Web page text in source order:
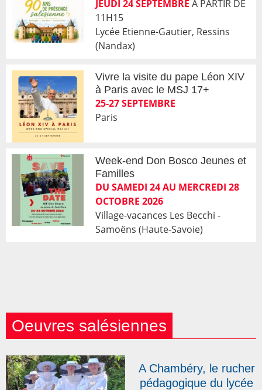
JEUDI 24 SEPTEMBRE A PARTIR DE
11H15
Lycée Etienne-Gautier, Ressins
(Nandax)
Vivre la visite du pape Léon XIV
à Paris avec le MSJ 17+
25-27 SEPTEMBRE
Paris
Week-end Don Bosco Jeunes et
Familles
DU SAMEDI 24 AU MERCREDI 28
OCTOBRE 2026
Village-vacances Les Becchi -
Samoëns (Haute-Savoie)
Oeuvres salésiennes
A Chambéry, le rucher
pédagogique du lycée